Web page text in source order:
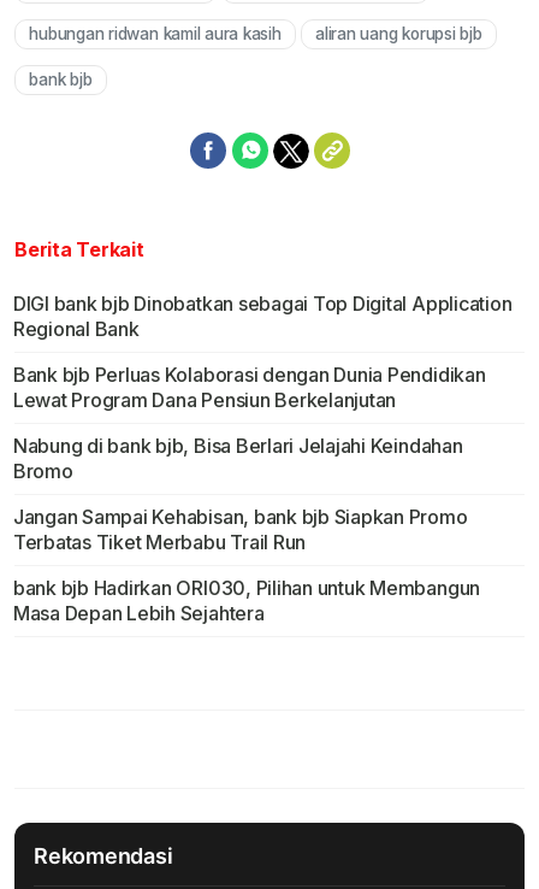
hubungan ridwan kamil aura kasih aliran uang korupsi bjb
bank bjb
Berita Terkait
DIGI bank bjb Dinobatkan sebagai Top Digital Application
Regional Bank
Bank bjb Perluas Kolaborasi dengan Dunia Pendidikan
Lewat Program Dana Pensiun Berkelanjutan
Nabung di bank bjb, Bisa Berlari Jelajahi Keindahan
Bromo
Jangan Sampai Kehabisan, bank bjb Siapkan Promo
Terbatas Tiket Merbabu Trail Run
bank bjb Hadirkan ORI030, Pilihan untuk Membangun
Masa Depan Lebih Sejahtera
Rekomendasi